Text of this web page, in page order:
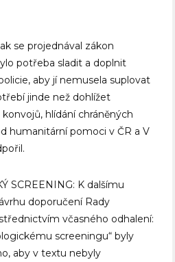
se projednával zákon
potřeba sladit a doplnit
aby jí nemusela suplovat
jinde než dohlížet
hlídání chráněných
humanitární pomoci v ČR a V
SCREENING: K dalšímu
doporučení Rady
včasného odhalení:
screeningu“ byly
aby v textu nebyly